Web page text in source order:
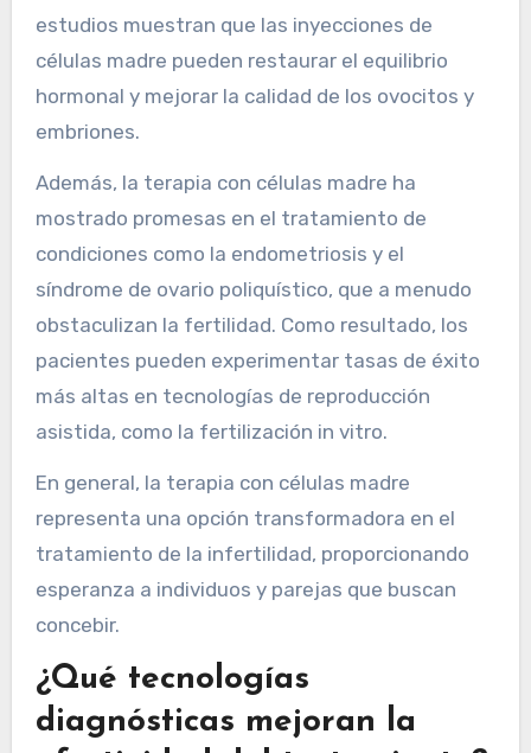
estudios muestran que las inyecciones de
células madre pueden restaurar el equilibrio
hormonal y mejorar la calidad de los ovocitos y
embriones.
Además, la terapia con células madre ha
mostrado promesas en el tratamiento de
condiciones como la endometriosis y el
síndrome de ovario poliquístico, que a menudo
obstaculizan la fertilidad. Como resultado, los
pacientes pueden experimentar tasas de éxito
más altas en tecnologías de reproducción
asistida, como la fertilización in vitro.
En general, la terapia con células madre
representa una opción transformadora en el
tratamiento de la infertilidad, proporcionando
esperanza a individuos y parejas que buscan
concebir.
¿Qué tecnologías
diagnósticas mejoran la